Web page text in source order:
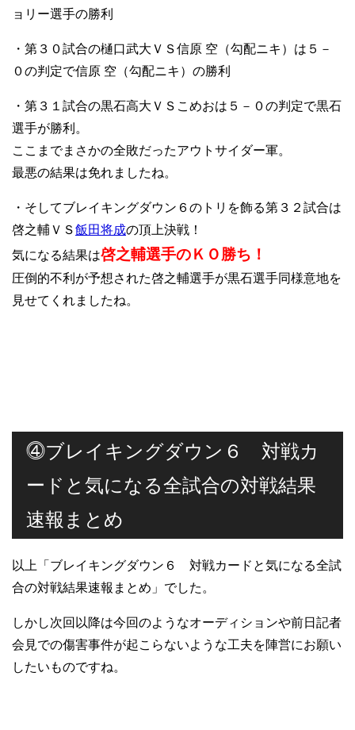
ョリー選手の勝利
・第３０試合の樋口武大ＶＳ信原 空（勾配ニキ）は５－
０の判定で信原 空（勾配ニキ）の勝利
・第３１試合の黒石高大ＶＳこめおは５－０の判定で黒石
選手が勝利。
ここまでまさかの全敗だったアウトサイダー軍。
最悪の結果は免れましたね。
・そしてブレイキングダウン６のトリを飾る第３２試合は
啓之輔ＶＳ飯田将成の頂上決戦！
気になる結果は啓之輔選手のＫＯ勝ち！
圧倒的不利が予想された啓之輔選手が黒石選手同様意地を
見せてくれましたね。
⓸ブレイキングダウン６ 対戦カ
ードと気になる全試合の対戦結果
速報まとめ
以上「ブレイキングダウン６ 対戦カードと気になる全試
合の対戦結果速報まとめ」でした。
しかし次回以降は今回のようなオーディションや前日記者
会見での傷害事件が起こらないような工夫を陣営にお願い
したいものですね。